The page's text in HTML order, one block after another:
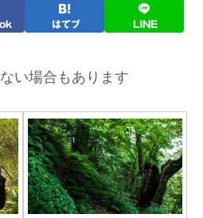
はてブ LINE
い場合もあります